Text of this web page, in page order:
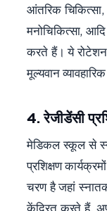
आंतरिक चिकित्सा,
मनोचिकित्सा,
करते हैं। ये रोटेशन
मूल्यवान
4. रेजीडेंसी
मेडिकल स्कूल से
प्रशिक्षण
चरण है जहां
केंद्रित करते हैं,